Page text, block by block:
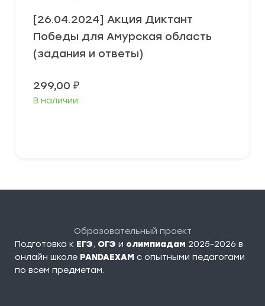
[26.04.2024] Акция Диктант
Победы для Амурская область
(задания и ответы)
299,00 ₽
В наличии
Образовательный проект
Подготовка к ЕГЭ, ОГЭ и олимпиадам 2025-2026 в
онлайн школе PANDAEXAM c опытными педагогами
по всем предметам.